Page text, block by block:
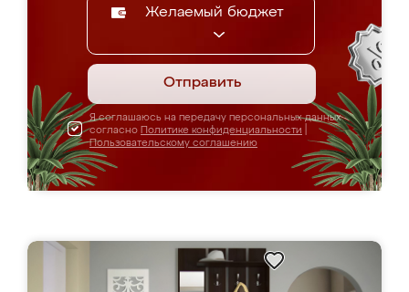
Желаемый бюджет
Отправить
Я соглашаюсь на передачу персональных данных
согласно Политике конфиденциальности
Пользовательскому соглашению